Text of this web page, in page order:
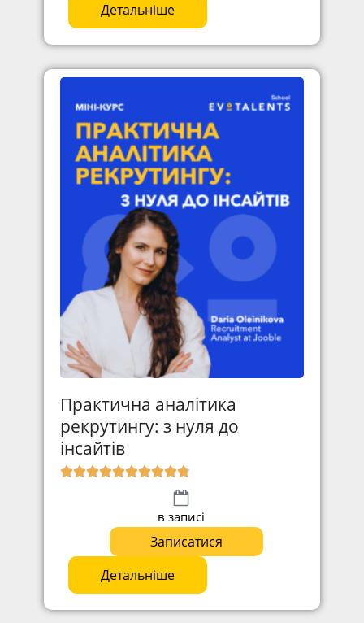
Детальніше
Практична аналітика
рекрутингу: з нуля до
інсайтів
в записі
Записатися
Детальніше